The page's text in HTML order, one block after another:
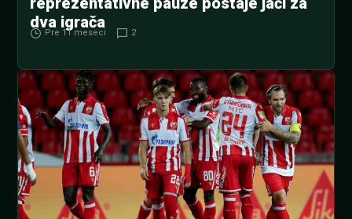
dva igrača
Pre 11 meseci 2